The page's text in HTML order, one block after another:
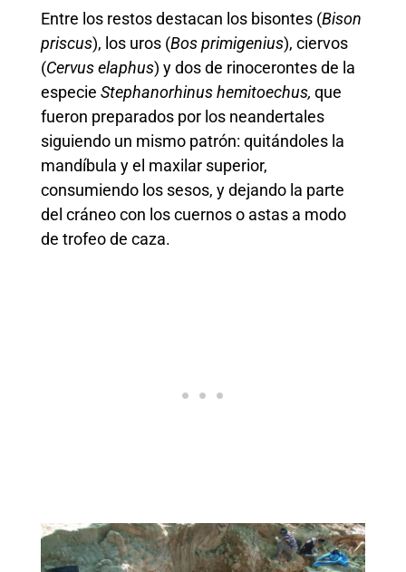
Entre los restos destacan los bisontes (Bison
priscus), los uros (Bos primigenius), ciervos
(Cervus elaphus) y dos de rinocerontes de la
especie Stephanorhinus hemitoechus, que
fueron preparados por los neandertales
siguiendo un mismo patrón: quitándoles la
mandíbula y el maxilar superior,
consumiendo los sesos, y dejando la parte
del cráneo con los cuernos o astas a modo
de trofeo de caza.